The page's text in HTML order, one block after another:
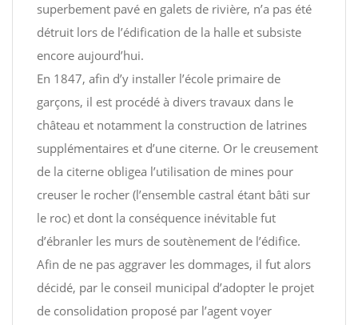
superbement pavé en galets de rivière, n’a pas été
détruit lors de l’édification de la halle et subsiste
encore aujourd’hui.
En 1847, afin d’y installer l’école primaire de
garçons, il est procédé à divers travaux dans le
château et notamment la construction de latrines
supplémentaires et d’une citerne. Or le creusement
de la citerne obligea l’utilisation de mines pour
creuser le rocher (l’ensemble castral étant bâti sur
le roc) et dont la conséquence inévitable fut
d’ébranler les murs de soutènement de l’édifice.
Afin de ne pas aggraver les dommages, il fut alors
décidé, par le conseil municipal d’adopter le projet
de consolidation proposé par l’agent voyer